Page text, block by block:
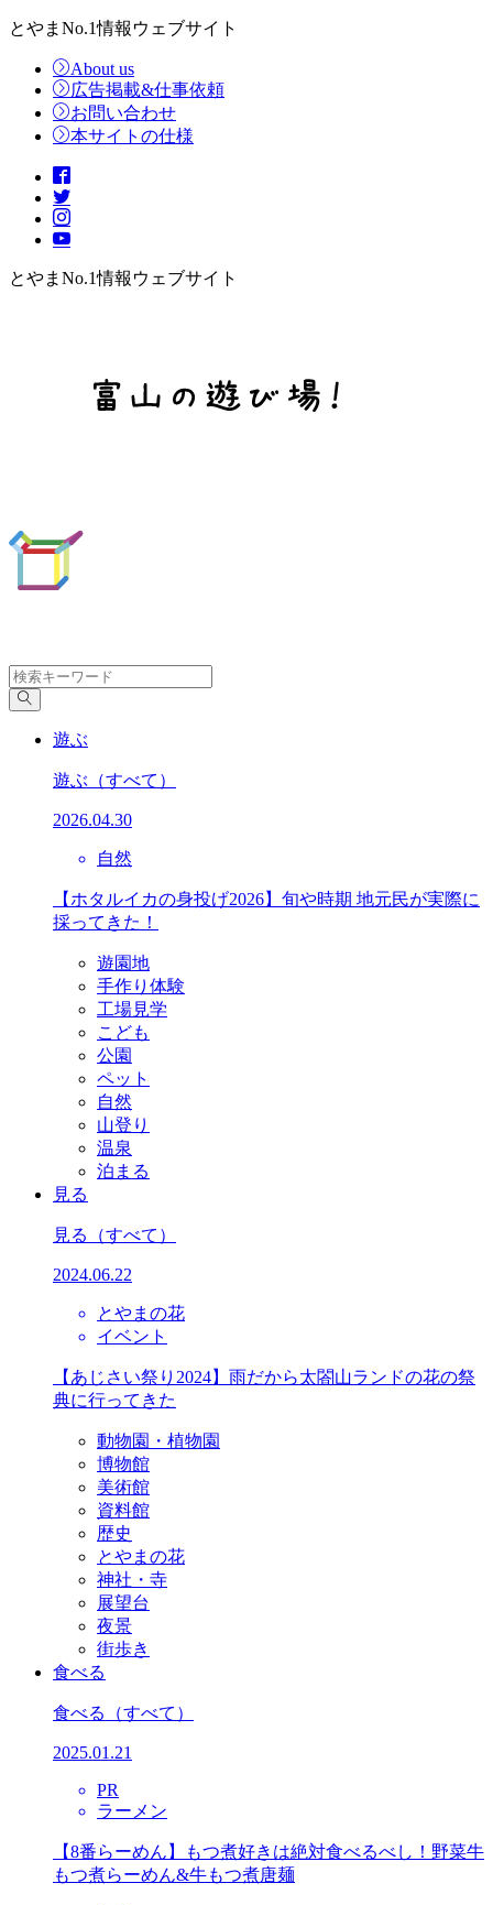
とやまNo.1情報ウェブサイト
About us
広告掲載&仕事依頼
お問い合わせ
本サイトの仕様
とやまNo.1情報ウェブサイト
遊ぶ
遊ぶ （すべて）
2026.04.30
自然
【ホタルイカの身投げ2026】旬や時期 地元民が実際に
採ってきた！
遊園地
手作り体験
工場見学
こども
公園
ペット
自然
山登り
温泉
泊まる
見る
見る （すべて）
2024.06.22
とやまの花
イベント
【あじさい祭り2024】雨だから太閤山ランドの花の祭
典に行ってきた
動物園・植物園
博物館
美術館
資料館
歴史
とやまの花
神社・寺
展望台
夜景
街歩き
食べる
食べる （すべて）
2025.01.21
PR
ラーメン
【8番らーめん】もつ煮好きは絶対食べるべし！野菜牛
もつ煮らーめん&牛もつ煮唐麺